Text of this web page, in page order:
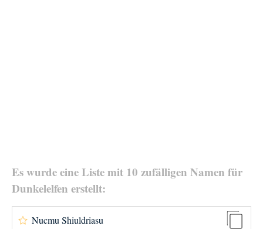
Es wurde eine Liste mit 10 zufälligen Namen für
Dunkelelfen erstellt:
Nucmu Shiuldriasu